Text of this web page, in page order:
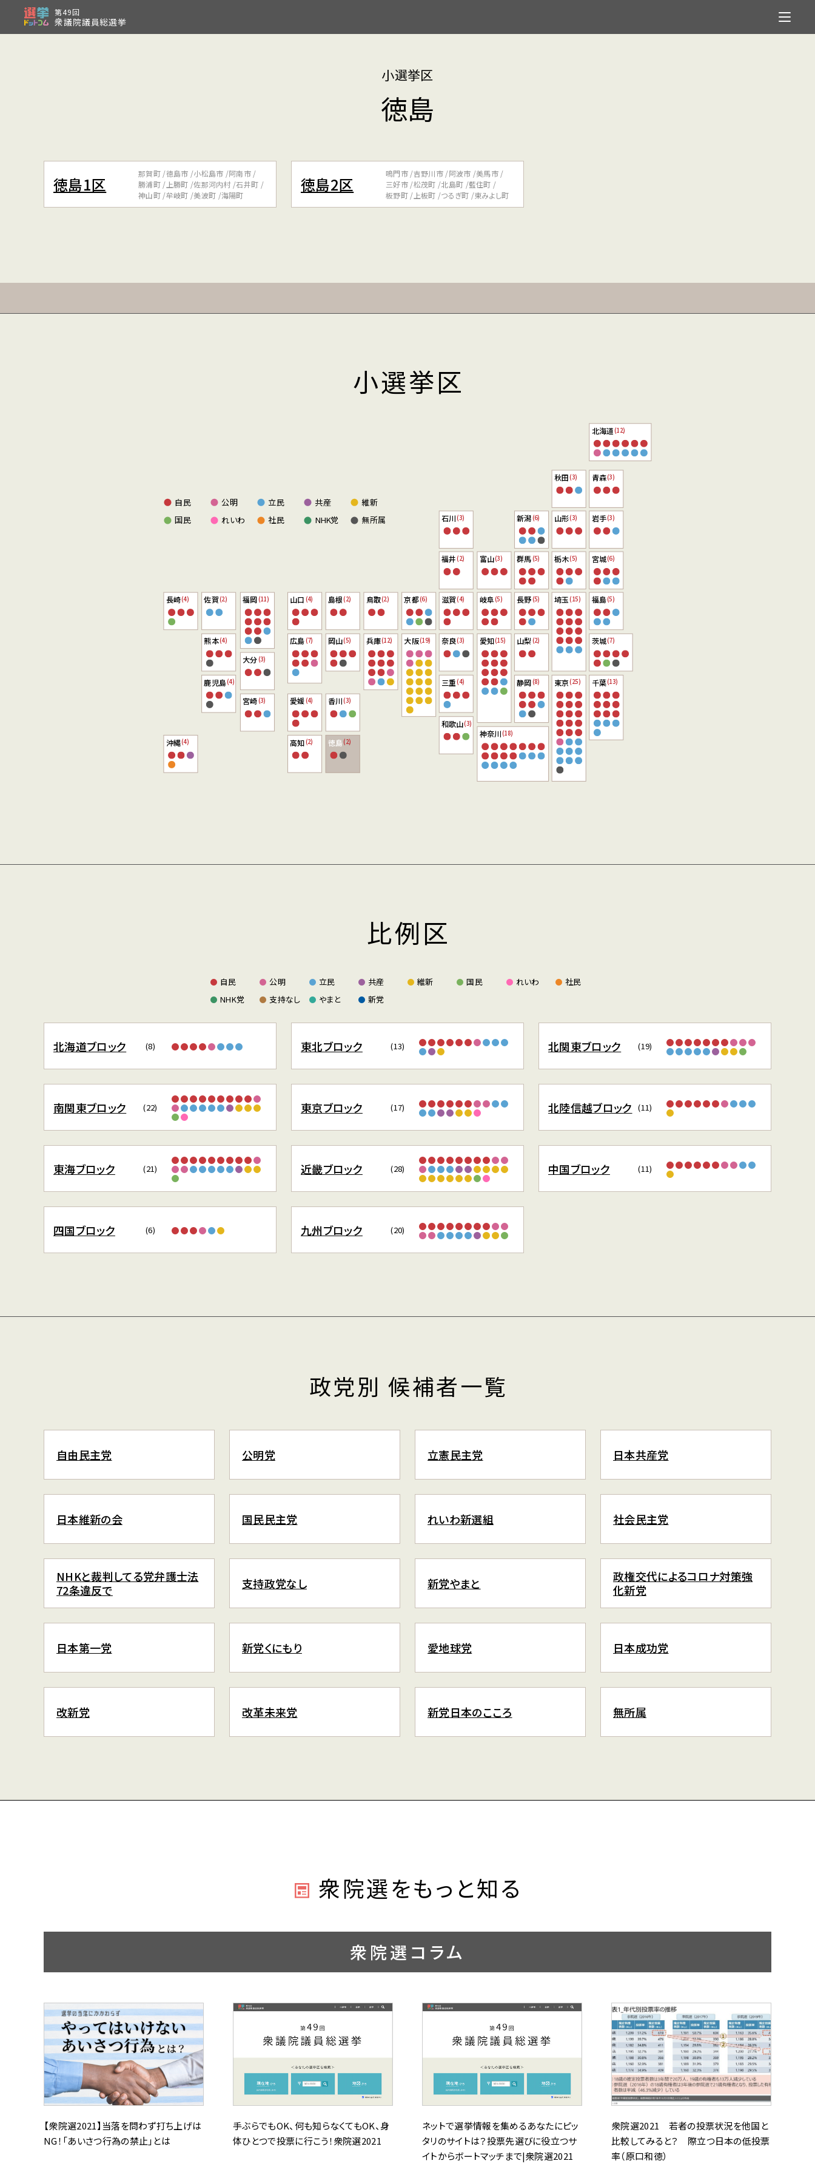
第49回
衆議院議員総選挙
小選挙区
徳島
徳島1区
那賀町 徳島市 小松島市 阿南市
勝浦町
上勝町 佐那河内村 石井町
神山町 牟岐町 美波町 海陽町
徳島2区
鳴門市 吉野川市 阿波市 美馬市
三好市 松茂町 北島町 藍住町
板野町
上板町 つるぎ町 東みよし町
小選挙区
自民 公明 立民 共産 維新
国民 れいわ 社民 NHK党 無所属
北海道(12)
青森(3)
岩手(3)
宮城(6)
福島(5)
茨城(7)
千葉(13)
秋田(3)
山形(3)
栃木(5)
埼玉(15)
東京(25)
神奈川(18)
新潟(6)
群馬(5)
長野(5)
山梨 (2)
静岡(8)
富山(3)
岐阜(5)
愛知(15)
石川(3)
福井(2)
滋賀(4)
奈良(3)
三重(4)
和歌山(3)
京都(6)
大阪(19)
兵庫(12)
鳥取(2)
島根(2)
岡山(5)
香川(3)
徳島(2)
高知(2)
山口 (4)
広島(7)
愛媛(4)
福岡(11)
大分(3)
宮崎(3)
佐賀(2)
熊本(4)
鹿児島(4)
長崎(4)
沖縄(4)
比例区
自民 公明 立民 共産 維新 国民 れいわ
社民
NHK党
支持なし やまと 新党
北海道ブロック (8) 東北ブロック (13) 北関東ブロック (19)
南関東ブロック (22) 東京ブロック (17) 北陸信越ブロック (11)
東海ブロック (21) 近畿ブロック (28) 中国ブロック (11)
四国ブロック (6) 九州ブロック (20)
政党別 候補者一覧
自由民主党 公明党 立憲民主党 日本共産党
日本維新の会 国民民主党 れいわ新選組 社会民主党
NHKと裁判してる党弁護士法
72条違反で
支持政党なし 新党やまと
政権交代によるコロナ対策強
化新党
日本第一党 新党くにもり 愛地球党 日本成功党
改新党 改革未来党 新党日本のこころ 無所属
衆院選をもっと知る
衆院選コラム
【衆院選2021】当落を問わず打ち上げは
NG！「あいさつ行為の禁止」とは
手ぶらでもOK、何も知らなくてもOK、身
体ひとつで投票に行こう！衆院選2021
ネットで選挙情報を集めるあなたにピッ
タリのサイトは？投票先選びに役立つサ
イトからボートマッチまで|衆院選2021
衆院選2021 若者の投票状況を他国と
比較してみると？ 際立つ日本の低投票
率（原口和徳）